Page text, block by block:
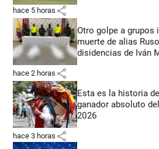
hace 5 horas share
Otro golpe a grupos
muerte de alias
disidencias de Iván
hace 2 horas share
Esta es la historia
ganador absoluto
2026
hace 3 horas share